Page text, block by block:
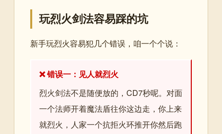
玩烈火剑法容易踩的坑
新手玩烈火容易犯几个错误，咱一个个说：
❌ 错误一：见人就烈火
烈火剑法不是随便放的，CD7秒呢。对面
一个法师开着魔法盾往你这边走，你上来
就烈火，人家一个抗拒火环推开你然后跑